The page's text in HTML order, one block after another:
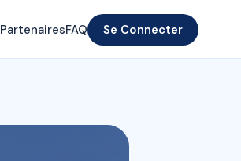
PartenairesFAQ Se Connecter